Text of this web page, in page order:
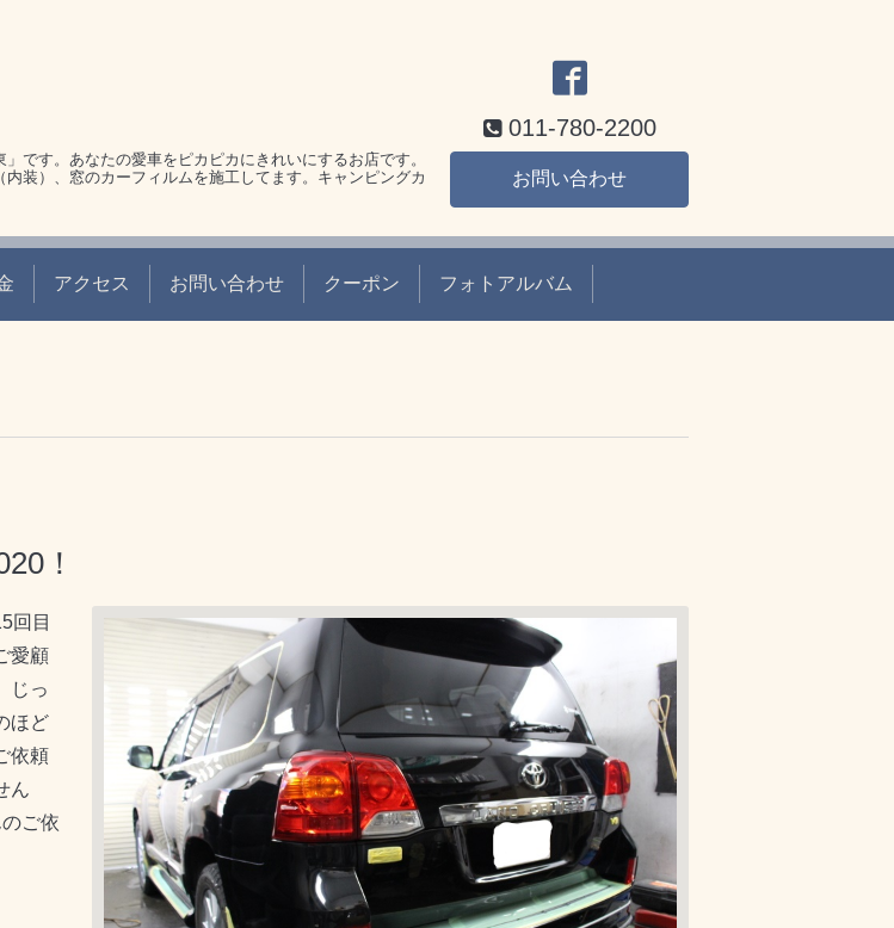
す。あなたの愛車をピカピカにきれいにするお店です。
装）、窓のカーフィルムを施工してます。キャンピングカ
011-780-2200
お問い合わせ
アクセス お問い合わせ クーポン フォトアルバム
！
回目
愛顧
じっ
ほど
依頼
ん
ご依